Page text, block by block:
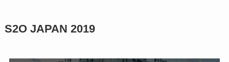
S2O JAPAN 2019